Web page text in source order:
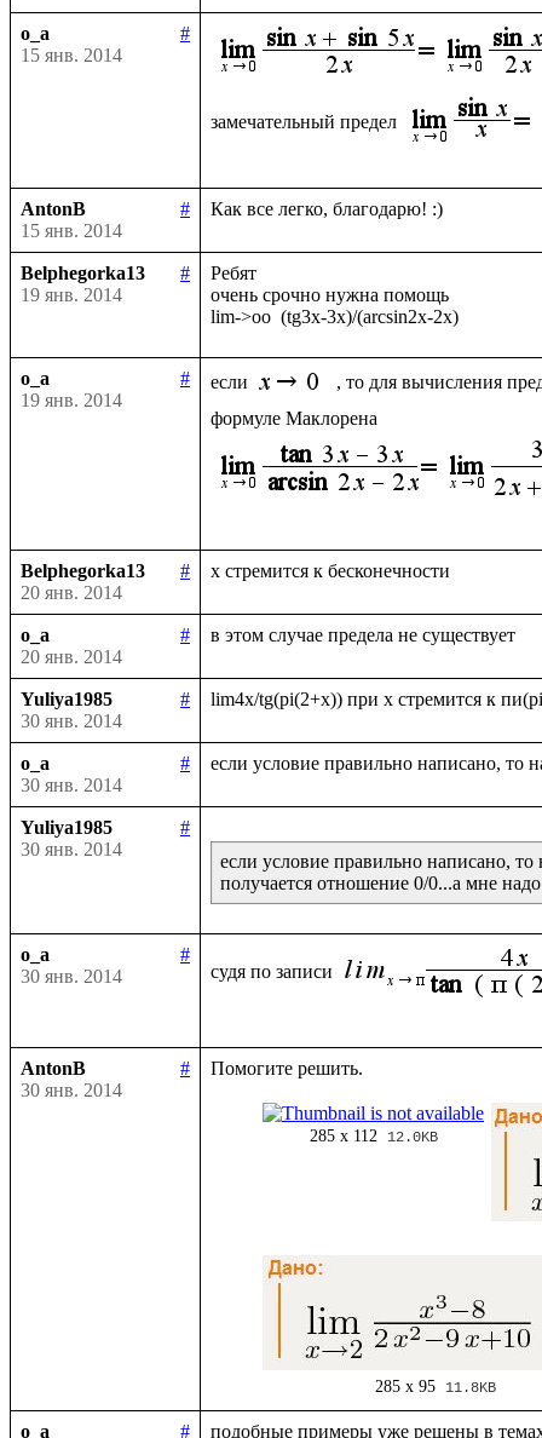
o_a
#
15 янв. 2014
замечательный предел
AntonB
#
15 янв. 2014
Belphegorka13
#
19 янв. 2014
Ребят
очень срочно нужна помощь
o_a
#
19 янв. 2014
если
, то для вычисления
Belphegorka13
#
20 янв. 2014
o_a
#
20 янв. 2014
Yuliya1985
#
30 янв. 2014
o_a
#
30 янв. 2014
Yuliya1985
#
30 янв. 2014
если условие правильно написано, то
o_a
#
30 янв. 2014
судя по записи
AntonB
#
30 янв. 2014
285 x 112 12.0KB
285 x 95 11.8KB
o_a #